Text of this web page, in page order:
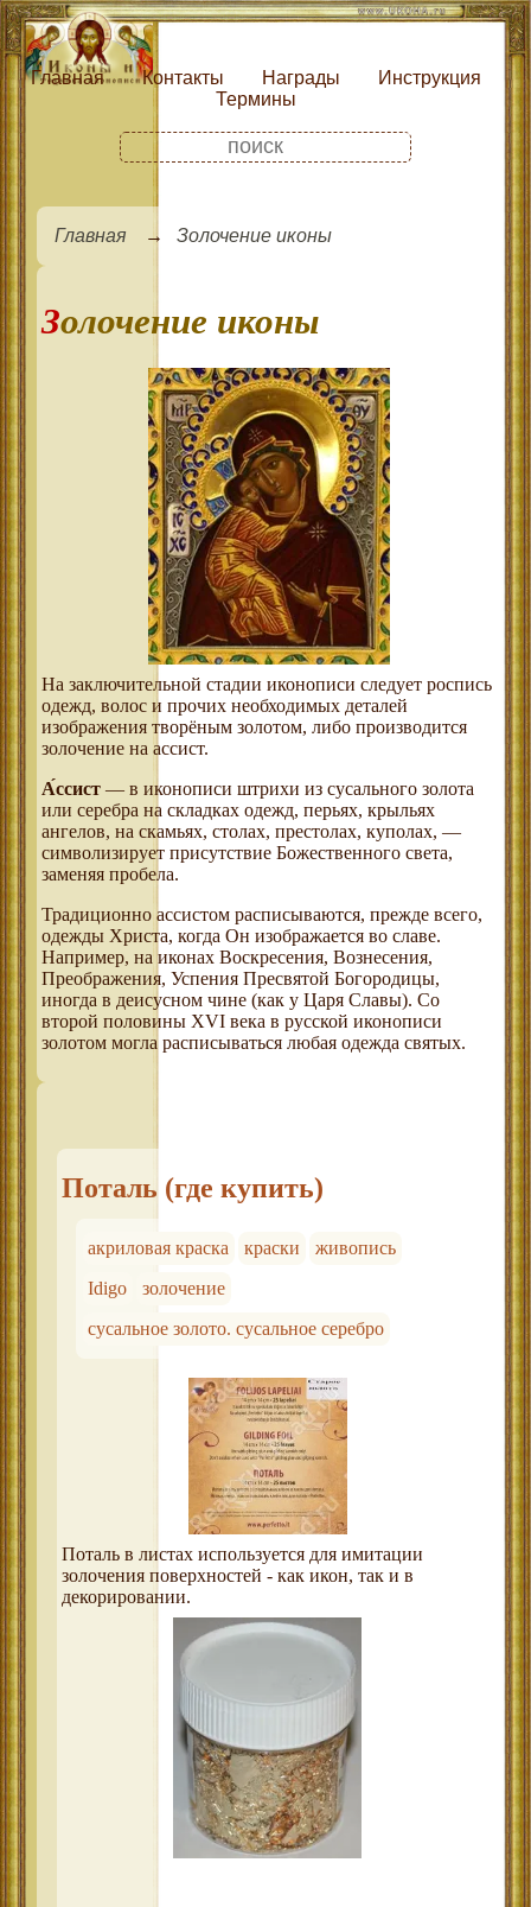
Главная Контакты Награды
Инструкция
Термины
Главная Золочение иконы
Золочение иконы
На заключительной стадии иконописи следует роспись
одежд, волос и прочих необходимых деталей
изображения творёным золотом, либо производится
золочение на ассист.
А́ссист — в иконописи штрихи из сусального золота
или серебра на складках одежд, перьях, крыльях
ангелов, на скамьях, столах, престолах, куполах, —
символизирует присутствие Божественного света,
заменяя пробела.
Традиционно ассистом расписываются, прежде всего,
одежды Христа, когда Он изображается во славе.
Например, на иконах Воскресения, Вознесения,
Преображения, Успения Пресвятой Богородицы,
иногда в деисусном чине (как у Царя Славы). Со
второй половины XVI века в русской иконописи
золотом могла расписываться любая одежда святых.
Поталь (где купить)
акриловая краска краски
живопись
Idigo
золочение
сусальное золото. сусальное серебро
Поталь в листах используется для имитации
золочения поверхностей - как икон, так и в
декорировании.